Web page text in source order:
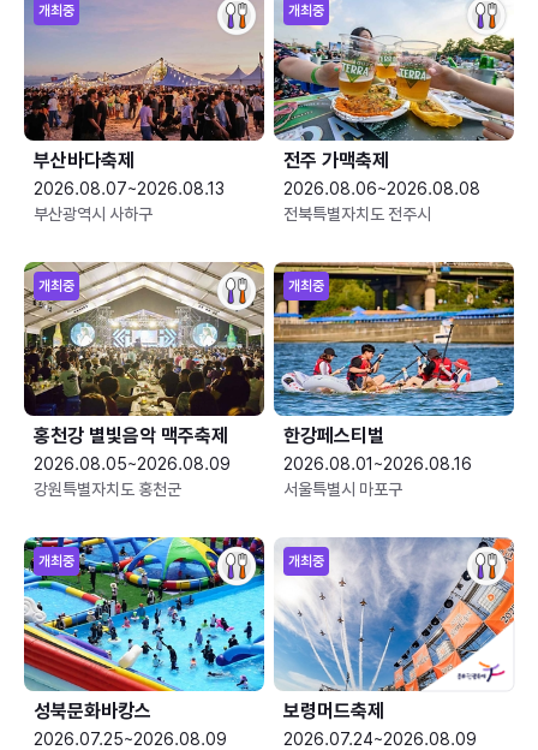
개최중
부산바다축제
2026.08.07~2026.08.13
부산광역시 사하구
개최중
전주 가맥축제
2026.08.06~2026.08.08
전북특별자치도 전주시
개최중
홍천강 별빛음악 맥주축제
2026.08.05~2026.08.09
강원특별자치도 홍천군
개최중
한강페스티벌
2026.08.01~2026.08.16
서울특별시 마포구
개최중
성북문화바캉스
2026.07.25~2026.08.09
개최중
보령머드축제
2026.07.24~2026.08.09